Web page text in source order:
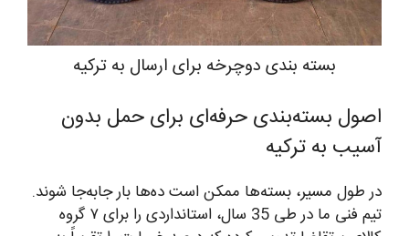
بسته بندی دوچرخه برای ارسال به ترکیه
اصول بسته‌بندی حرفه‌ای برای حمل بدون
آسیب به ترکیه
در طول مسیر، بسته‌ها ممکن است ده‌ها بار جابه‌جا شوند.
تیم فنی ما در طی 35 سال، استانداردی را برای ۷ گروه